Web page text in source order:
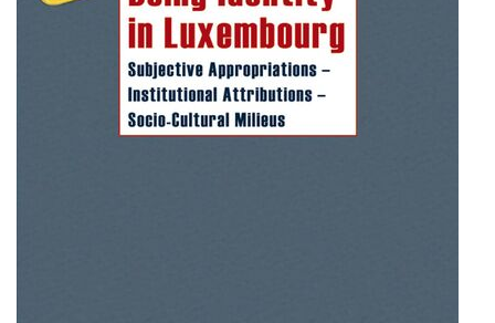
Border Studies
Forschung zu Raum-, Identitäts-,
Praxis-, Grenztheorien und
vergrenzten Lebenswelten